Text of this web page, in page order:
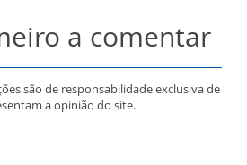
a comentar
são de responsabilidade exclusiva de
a opinião do site.